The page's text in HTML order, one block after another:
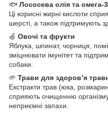
🐟 Лососева олія та омега-3
Ці корисні жирні кислоти
шерсті, а також підтримують
🍏 Овочі та фрукти
Яблука, шпинат, чорниця,
зміцнювати імунітет та
собаки.
🌱 Трави для здоров’я
Екстракти трав (юка,
сприяють очищенню
неприємні запахи.